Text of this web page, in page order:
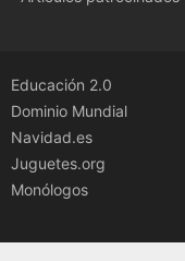
Educación 2.0
Dominio Mundial
Navidad.es
Juguetes.org
Monólogos